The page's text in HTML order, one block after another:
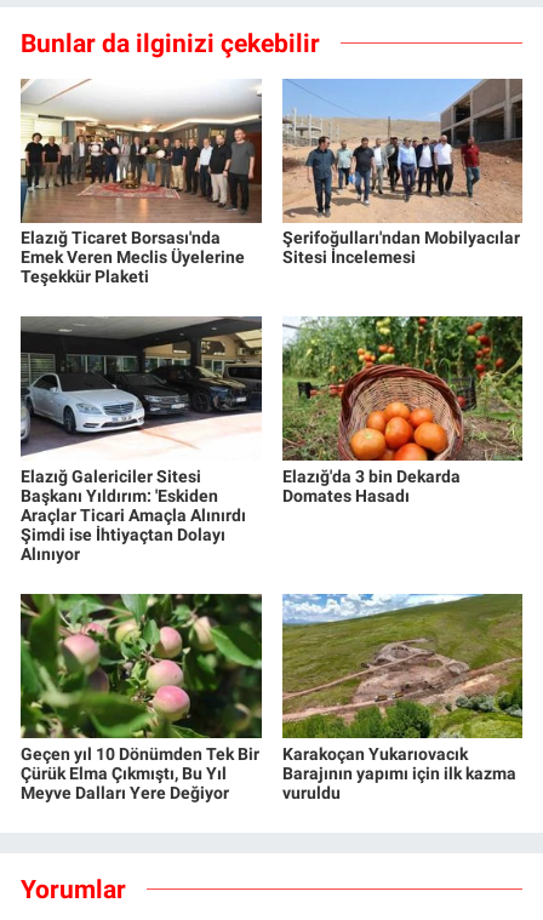
Bunlar da ilginizi çekebilir
Elazığ Ticaret Borsası'nda
Emek Veren Meclis Üyelerine
Teşekkür Plaketi
Şerifoğulları'ndan Mobilyacılar
Sitesi İncelemesi
Elazığ Galericiler Sitesi
Başkanı Yıldırım: 'Eskiden
Araçlar Ticari Amaçla Alınırdı
Şimdi ise İhtiyaçtan Dolayı
Alınıyor
Elazığ'da 3 bin Dekarda
Domates Hasadı
Geçen yıl 10 Dönümden Tek Bir
Çürük Elma Çıkmıştı, Bu Yıl
Meyve Dalları Yere Değiyor
Karakoçan Yukarıovacık
Barajının yapımı için ilk kazma
vuruldu
Yorumlar